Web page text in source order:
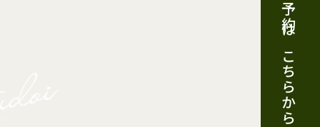
予約はこちらから